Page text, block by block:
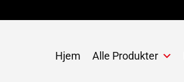
Hjem Alle Produkter